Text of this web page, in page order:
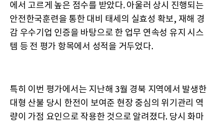
에서 고르게 높은 점수를 받았다. 아울러 상시 진행되는
안전한국훈련을 통한 대비 태세의 실효성 확보, 재해 경
감 우수기업 인증을 바탕으로 한 업무 연속성 유지 시스
템 등 전 평가 항목에서 성적을 거두었다.
특히 이번 평가에서는 지난해 3월 경북 지역에서 발생한
대형 산불 당시 한전이 보여준 현장 중심의 위기관리 역
량이 가점 요인으로 작용한 것으로 알려졌다. 당시 화마